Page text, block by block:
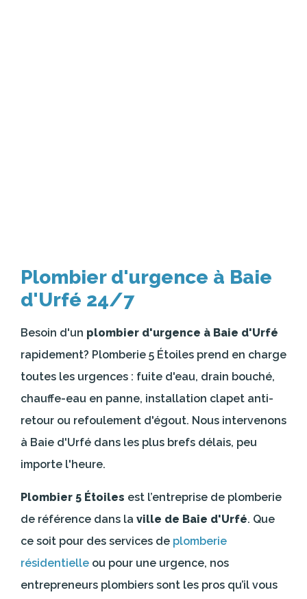
Plombier d'urgence à Baie
d'Urfé 24/7
Besoin d'un plombier d'urgence à Baie d'Urfé
rapidement? Plomberie 5 Étoiles prend en charge
toutes les urgences : fuite d'eau, drain bouché,
chauffe-eau en panne, installation clapet anti-
retour ou refoulement d'égout. Nous intervenons
à Baie d'Urfé dans les plus brefs délais, peu
importe l'heure.
Plombier 5 Étoiles est l’entreprise de plomberie
de référence dans la ville de Baie d'Urfé. Que
ce soit pour des services de plomberie
résidentielle ou pour une urgence, nos
entrepreneurs plombiers sont les pros qu’il vous